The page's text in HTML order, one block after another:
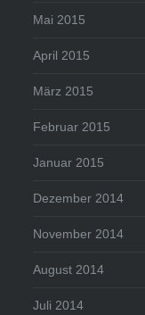
Mai 2015
April 2015
März 2015
Februar 2015
Januar 2015
Dezember 2014
November 2014
August 2014
Juli 2014